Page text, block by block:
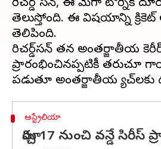
రిచర్డ్ సన్, ఈ మెగా టోర్నికి
తెలుస్తోంది. ఈ విషయాన్ని
తెలిపింది.
రిచర్డ్‌సన్ తన అంతర్జాతీయ
ప్రారంభించినప్పటికీ తరుచూ
ఆస్ట్రేలియా
మార్చి 17 నుంచి వన్డే సిరీస్